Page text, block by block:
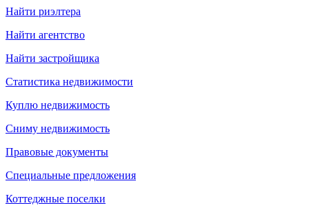
Найти риэлтера
Найти агентство
Найти застройщика
Статистика недвижимости
Куплю недвижимость
Сниму недвижимость
Правовые документы
Специальные предложения
Коттеджные поселки